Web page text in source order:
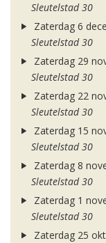
Sleutelstad 30
Zaterdag 6
Sleutelstad 30
Zaterdag 29
Sleutelstad 30
Zaterdag 22
Sleutelstad 30
Zaterdag 15
Sleutelstad 30
Zaterdag 8
Sleutelstad 30
Zaterdag 1
Sleutelstad 30
Zaterdag 25